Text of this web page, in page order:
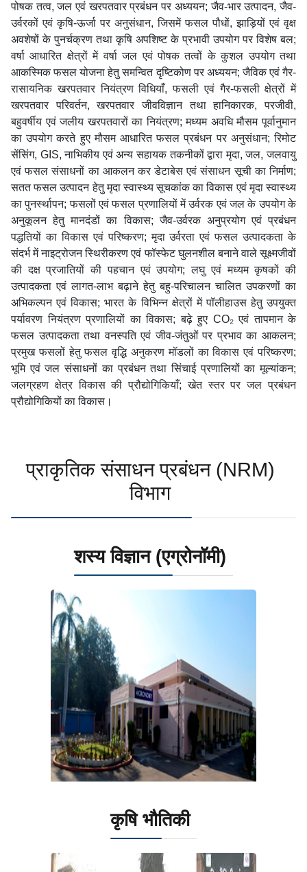
पोषक तत्व, जल एवं खरपतवार प्रबंधन पर अध्ययन; जैव-भार उत्पादन, जैव-
उर्वरकों एवं कृषि-ऊर्जा पर अनुसंधान, जिसमें फसल पौधों, झाड़ियों एवं वृक्ष
अवशेषों के पुनर्चक्रण तथा कृषि अपशिष्ट के प्रभावी उपयोग पर विशेष बल;
वर्षा आधारित क्षेत्रों में वर्षा जल एवं पोषक तत्वों के कुशल उपयोग तथा
आकस्मिक फसल योजना हेतु समन्वित दृष्टिकोण पर अध्ययन; जैविक एवं गैर-
रासायनिक खरपतवार नियंत्रण विधियाँ, फसली एवं गैर-फसली क्षेत्रों में
खरपतवार परिवर्तन, खरपतवार जीवविज्ञान तथा हानिकारक, परजीवी,
बहुवर्षीय एवं जलीय खरपतवारों का नियंत्रण; मध्यम अवधि मौसम पूर्वानुमान
का उपयोग करते हुए मौसम आधारित फसल प्रबंधन पर अनुसंधान; रिमोट
सेंसिंग, GIS, नाभिकीय एवं अन्य सहायक तकनीकों द्वारा मृदा, जल, जलवायु
एवं फसल संसाधनों का आकलन कर डेटाबेस एवं संसाधन सूची का निर्माण;
सतत फसल उत्पादन हेतु मृदा स्वास्थ्य सूचकांक का विकास एवं मृदा स्वास्थ्य
का पुनर्स्थापन; फसलों एवं फसल प्रणालियों में उर्वरक एवं जल के उपयोग के
अनुकूलन हेतु मानदंडों का विकास; जैव-उर्वरक अनुप्रयोग एवं प्रबंधन
पद्धतियों का विकास एवं परिष्करण; मृदा उर्वरता एवं फसल उत्पादकता के
संदर्भ में नाइट्रोजन स्थिरीकरण एवं फॉस्फेट घुलनशील बनाने वाले सूक्ष्मजीवों
की दक्ष प्रजातियों की पहचान एवं उपयोग; लघु एवं मध्यम कृषकों की
उत्पादकता एवं लागत-लाभ बढ़ाने हेतु बहु-परिचालन चालित उपकरणों का
अभिकल्पन एवं विकास; भारत के विभिन्न क्षेत्रों में पॉलीहाउस हेतु उपयुक्त
पर्यावरण नियंत्रण प्रणालियों का विकास; बढ़े हुए CO₂ एवं तापमान के
फसल उत्पादकता तथा वनस्पति एवं जीव-जंतुओं पर प्रभाव का आकलन;
प्रमुख फसलों हेतु फसल वृद्धि अनुकरण मॉडलों का विकास एवं परिष्करण;
भूमि एवं जल संसाधनों का प्रबंधन तथा सिंचाई प्रणालियों का मूल्यांकन;
जलग्रहण क्षेत्र विकास की प्रौद्योगिकियाँ; खेत स्तर पर जल प्रबंधन
प्रौद्योगिकियों का विकास।
प्राकृतिक संसाधन प्रबंधन (NRM)
विभाग
शस्य विज्ञान (एग्रोनॉमी)
कृषि भौतिकी